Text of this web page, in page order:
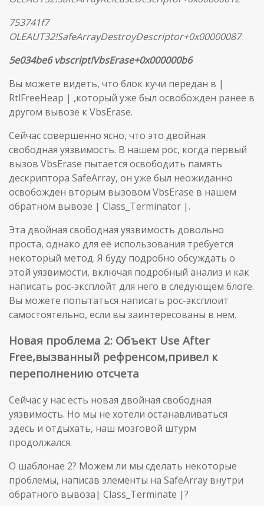
753741f7
OLEAUT32!SafeArrayDestroyDescriptor+0x00000087
5e034be6 vbscript!VbsErase+0x000000b6
Вы можете видеть, что блок кучи передан в |
RtlFreeHeap | ,который уже был освобожден ранее в
другом вывозе к VbsErase.
Сейчас совершенно ясно, что это двойная
свободная уязвимость. В нашем poc, когда первый
вызов VbsErase пытается освободить память
дескриптора SafeArray, он уже был неожиданно
освобожден вторым вызовом VbsErase в нашем
обратном вывозе | Class_Terminator |.
Эта двойная свободная уязвимость довольно
проста, однако для ее использования требуется
некоторый метод. Я буду подробно обсуждать о
этой уязвимости, включая подробный анализ и как
написать poc-эксплойт для него в следующем блоге.
Вы можете попытаться написать poc-эксплоит
самостоятельно, если вы заинтересованы в нем.
Новая проблема 2: Объект Use After
Free,вызванный рефренсом,привел к
переполнению отсчета
Сейчас у нас есть новая двойная свободная
уязвимость. Но мы не хотели останавливаться
здесь и отдыхать, наш мозговой штурм
продолжался.
О шаблонае 2? Можем ли мы сделать некоторые
проблемы, написав элементы на SafeArray внутри
обратного вывоза| Class_Terminate |?